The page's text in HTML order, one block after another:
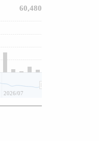
2026/07
60,480